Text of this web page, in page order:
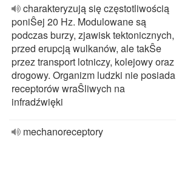
charakteryzują się częstotliwością
poniŜej 20 Hz. Modulowane są
podczas burzy, zjawisk tektonicznych,
przed erupcją wulkanów, ale takŜe
przez transport lotniczy, kolejowy oraz
drogowy. Organizm ludzki nie posiada
receptorów wraŜliwych na
infradźwięki
mechanoreceptory